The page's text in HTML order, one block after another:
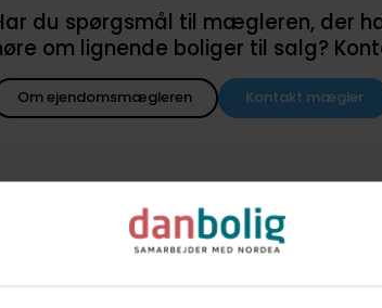
du spørgsmål til mægleren, der
om lignende boliger til salg?
Om ejendomsmægleren Kontakt mægler